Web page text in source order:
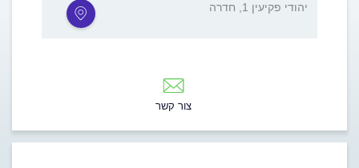
יהודי פקיעין 1, חדרה
צור קשר